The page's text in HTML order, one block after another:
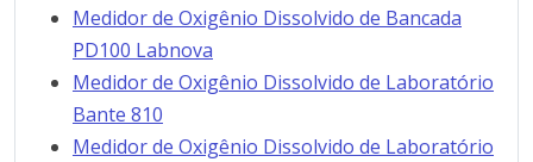
Medidor de Oxigênio Dissolvido de Bancada
PD100 Labnova
Medidor de Oxigênio Dissolvido de Laboratório
Bante 810
Medidor de Oxigênio Dissolvido de Laboratório